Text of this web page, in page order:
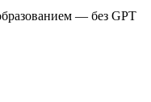
— без GPT